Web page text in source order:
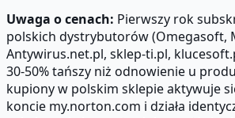
Uwaga o cenach: Pierwszy rok
polskich dystrybutorów (Omegasoft,
Antywirus.net.pl, sklep-ti.pl,
30-50% tańszy niż odnowienie u
kupiony w polskim sklepie aktywuje
koncie my.norton.com i działa